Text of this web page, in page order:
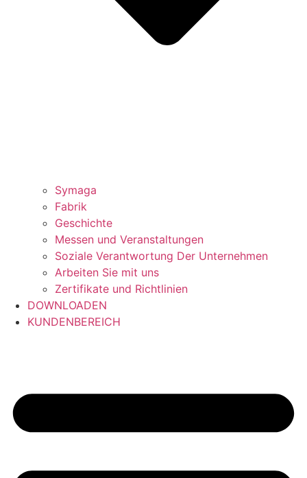
Symaga
Fabrik
Geschichte
Messen und Veranstaltungen
Soziale Verantwortung Der Unternehmen
Arbeiten Sie mit uns
Zertifikate und Richtlinien
DOWNLOADEN
KUNDENBEREICH